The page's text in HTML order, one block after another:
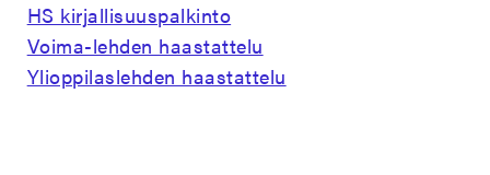
HS kirjallisuuspalkinto
Voima-lehden haastattelu
Ylioppilaslehden haastattelu